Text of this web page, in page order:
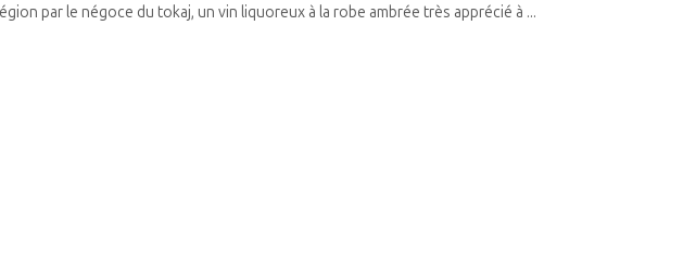
par le négoce du tokaj, un vin liquoreux à la robe ambrée très apprécié à ...